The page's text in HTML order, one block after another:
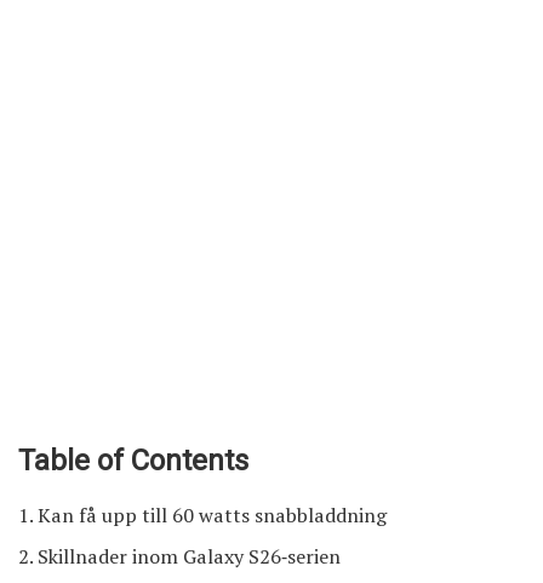
Table of Contents
Kan få upp till 60 watts snabbladdning
Skillnader inom Galaxy S26‑serien